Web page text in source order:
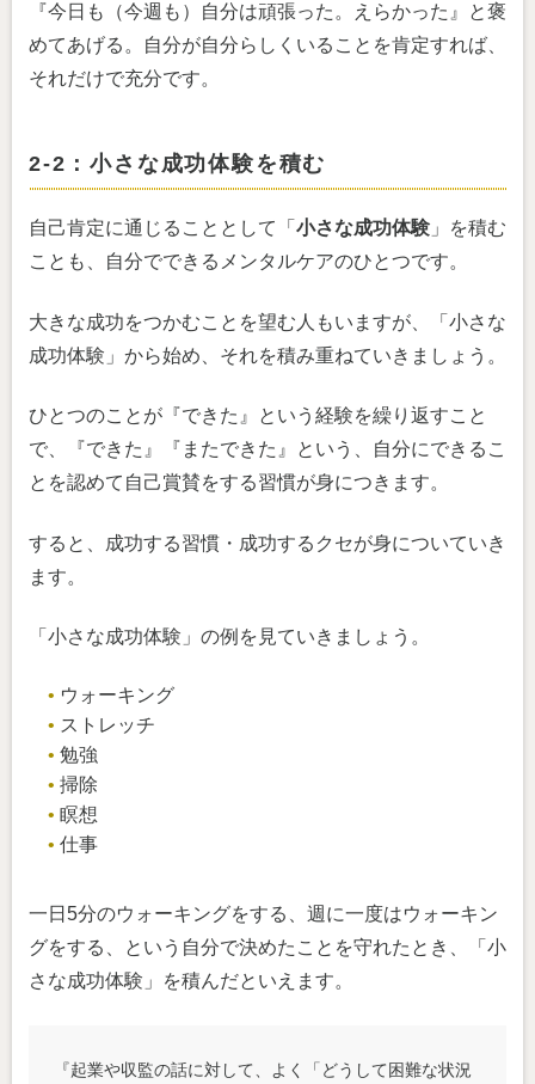
『今日も（今週も）自分は頑張った。えらかった』と褒
めてあげる。自分が自分らしくいることを肯定すれば、
それだけで充分です。
2-2：小さな成功体験を積む
自己肯定に通じることとして「 小さな成功体験 」を積む
ことも、自分でできるメンタルケアのひとつです。
大きな成功をつかむことを望む人もいますが、「小さな
成功体験」から始め、それを積み重ねていきましょう。
ひとつのことが『できた』という経験を繰り返すこと
で、『できた』『またできた』という、自分にできるこ
とを認めて自己賞賛をする習慣が身につきます。
すると、成功する習慣・成功するクセが身についていき
ます。
「小さな成功体験」の例を見ていきましょう。
ウォーキング
ストレッチ
勉強
掃除
瞑想
仕事
一日5分のウォーキングをする、週に一度はウォーキン
グをする、という自分で決めたことを守れたとき、「小
さな成功体験」を積んだといえます。
『起業や収監の話に対して、よく「どうして困難な状況